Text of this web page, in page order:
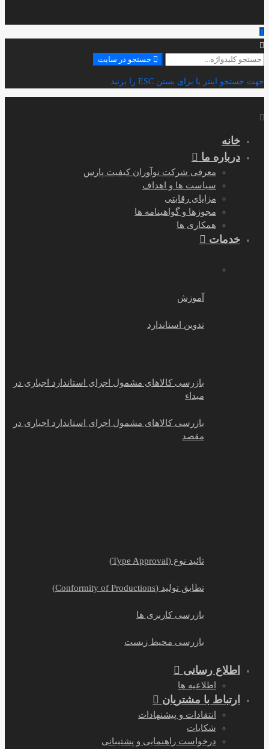
جستجو
جستجو در سایت
جهت جستجو اینتر یا برای بستن ESC را بزنید
خانه
درباره ما
معرفی شرکت نوآوران کیفیت پارس
سیاست ها و اهداف
مزایای رقابتی
مجوزها و گواهینامه ها
همکاری ها
خدمات
آموزش
تدوین استاندارد
بازرسی کالاهای مشمول اجرای استاندارد اجباری در
مبداء
بازرسی کالاهای مشمول اجرای استاندارد اجباری در
مقصد
تائید نوع (Type Approval)
تطابق تولید (Conformity of Productions)
بازرسی کاربری ها
بازرسی محیط زیست
اطلاع رسانی
اطلاعیه ها
ارتباط با مشتریان
انتقادات و پیشنهادات
شکایات
درخواست راهنمایی و پشتیبانی